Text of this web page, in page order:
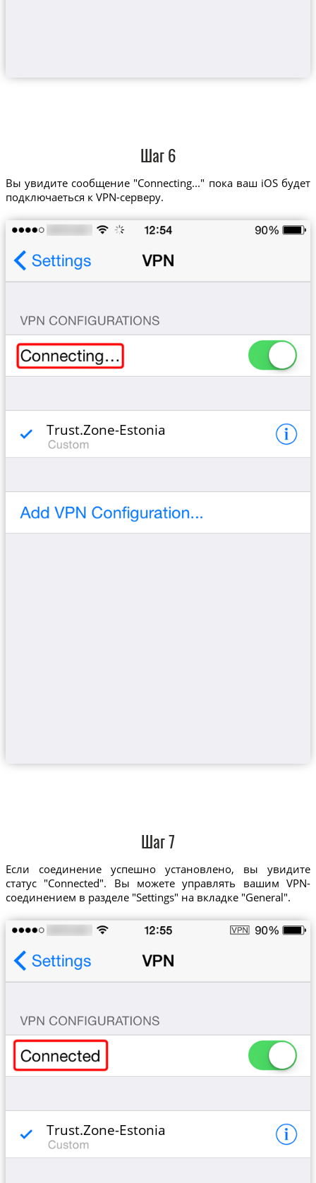
Шаг 6
Вы увидите сообщение "Connecting..." пока ваш iOS будет
подключаеться к VPN-серверу.
Trust.Zone-Estonia
Шаг 7
Если соединение успешно установлено, вы увидите
статус "Connected". Вы можете управлять вашим VPN-
соединением в разделе "Settings" на вкладке "General".
Trust.Zone-Estonia